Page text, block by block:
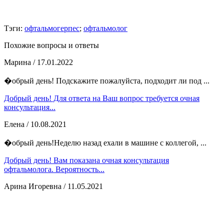
Тэги: офтальмогерпес; офтальмолог
Похожие вопросы и ответы
Марина / 17.01.2022
�обрый день! Подскажите пожалуйста, подходит ли под ...
Добрый день! Для ответа на Ваш вопрос требуется очная
консультация...
Елена / 10.08.2021
�обрый день!Неделю назад ехали в машине с коллегой, ...
Добрый день! Вам показана очная консультация
офтальмолога. Вероятность...
Арина Игоревна / 11.05.2021